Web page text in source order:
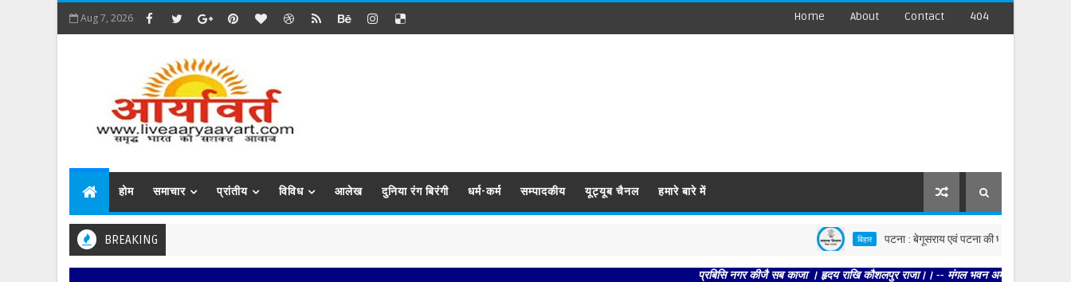
Aug 7, 2026 Home About Contact 404
होम समाचार प्रांतीय विविध आलेख दुनिया रंग बिरंगी धर्म-कर्म सम्पादकीय यूट्यूब चैनल हमारे बारे में
BREAKING बिहार पटना : बेगूसराय एवं पटना की घटनाओं पर स्वास्थ्य विभाग
प्रबिसि नगर कीजै सब काजा । हृदय राखि कौशलपुर राजा।। -- मंगल भवन अमंगल हारी। द्रवहु सुदसरथ